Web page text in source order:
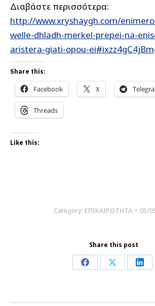
Διαβάστε περισσότερα:
http://www.xryshaygh.com/
welle-dhladh-merkel-prepei-na-
aristera-giati-opou-
Share this:
Facebook X
Threads
Like this:
Category: ΕΠΙΚΑΙΡΟΤΗΤΑ 05/
Share this post
Share
Facebook
Share
X